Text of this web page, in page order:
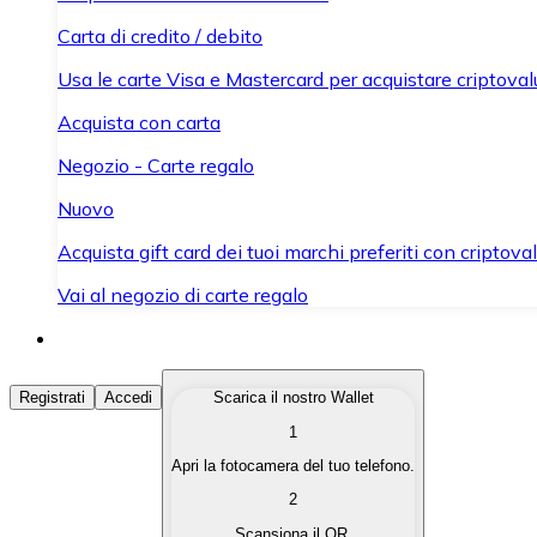
Carta di credito / debito
Usa le carte Visa e Mastercard per acquistare
Acquista con carta
Negozio - Carte regalo
Nuovo
Acquista gift card dei tuoi marchi preferiti con
Vai al negozio di carte regalo
Acquista Criptovalute
Acquista le criptovalute che ti interessano in modo
Converti le tue criptovalute in valuta fiat quando ne hai
Registrati Accedi
Scarica il nostro Wallet
1
Apri la fotocamera del tuo telefono.
2